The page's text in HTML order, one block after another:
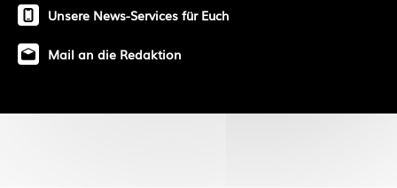
Unsere News-Services für Euch
Mail an die Redaktion